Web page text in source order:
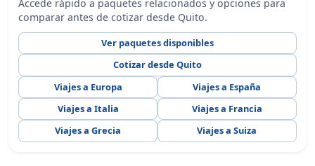
Accede rápido a paquetes relacionados y opciones para
comparar antes de cotizar desde Quito.
Ver paquetes disponibles
Cotizar desde Quito
Viajes a Europa
Viajes a España
Viajes a Italia
Viajes a Francia
Viajes a Grecia
Viajes a Suiza